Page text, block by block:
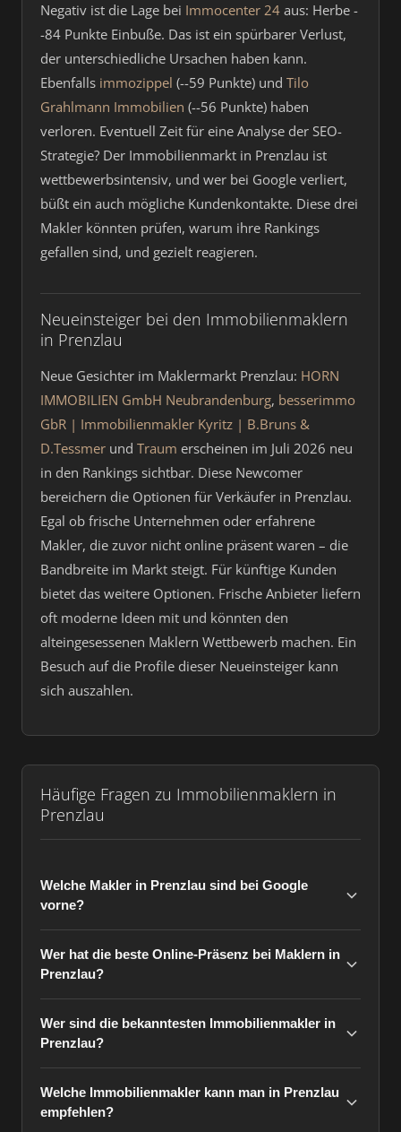
Negativ ist die Lage bei Immocenter 24 aus: Herbe -
-84 Punkte Einbuße. Das ist ein spürbarer Verlust,
der unterschiedliche Ursachen haben kann.
Ebenfalls immozippel (--59 Punkte) und Tilo
Grahlmann Immobilien (--56 Punkte) haben
verloren. Eventuell Zeit für eine Analyse der SEO-
Strategie? Der Immobilienmarkt in Prenzlau ist
wettbewerbsintensiv, und wer bei Google verliert,
büßt ein auch mögliche Kundenkontakte. Diese drei
Makler könnten prüfen, warum ihre Rankings
gefallen sind, und gezielt reagieren.
Neueinsteiger bei den Immobilienmaklern
in Prenzlau
Neue Gesichter im Maklermarkt Prenzlau: HORN
IMMOBILIEN GmbH Neubrandenburg, besserimmo
GbR | Immobilienmakler Kyritz | B.Bruns &
D.Tessmer und Traum erscheinen im Juli 2026 neu
in den Rankings sichtbar. Diese Newcomer
bereichern die Optionen für Verkäufer in Prenzlau.
Egal ob frische Unternehmen oder erfahrene
Makler, die zuvor nicht online präsent waren – die
Bandbreite im Markt steigt. Für künftige Kunden
bietet das weitere Optionen. Frische Anbieter liefern
oft moderne Ideen mit und könnten den
alteingesessenen Maklern Wettbewerb machen. Ein
Besuch auf die Profile dieser Neueinsteiger kann
sich auszahlen.
Häufige Fragen zu Immobilienmaklern in
Prenzlau
Welche Makler in Prenzlau sind bei Google
vorne?
Wer hat die beste Online-Präsenz bei Maklern in
Prenzlau?
Wer sind die bekanntesten Immobilienmakler in
Prenzlau?
Welche Immobilienmakler kann man in Prenzlau
empfehlen?